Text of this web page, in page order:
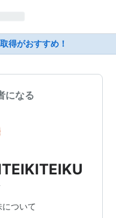
得がおすすめ！
になる
ついて